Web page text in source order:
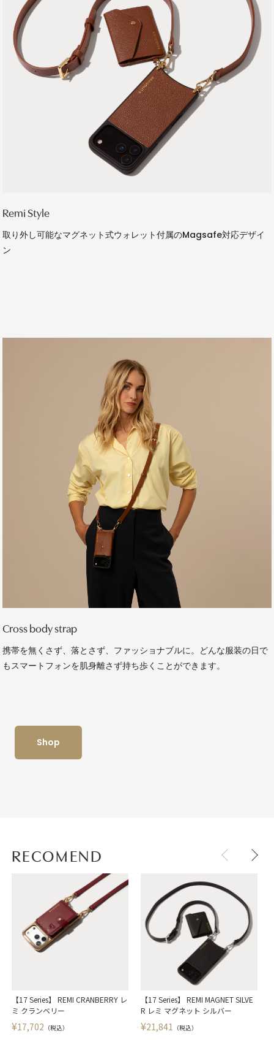
Remi Style
取り外し可能なマグネット式ウォレット付属のMagsafe対応デザイ
ン
Cross body strap
携帯を無くさず、落とさず、ファッショナブルに。どんな服装の日で
もスマートフォンを肌身離さず持ち歩くことができます。
Shop
RECOMEND
【17 Series】 REMI CRANBERRY レ
ミ クランベリー
¥17,702 （税込）
【17 Series】 REMI MAGNET SILVE
R レミ マグネット シルバー
¥21,841 （税込）